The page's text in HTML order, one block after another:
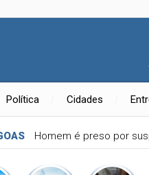
Política Cidades
Homem é preso por